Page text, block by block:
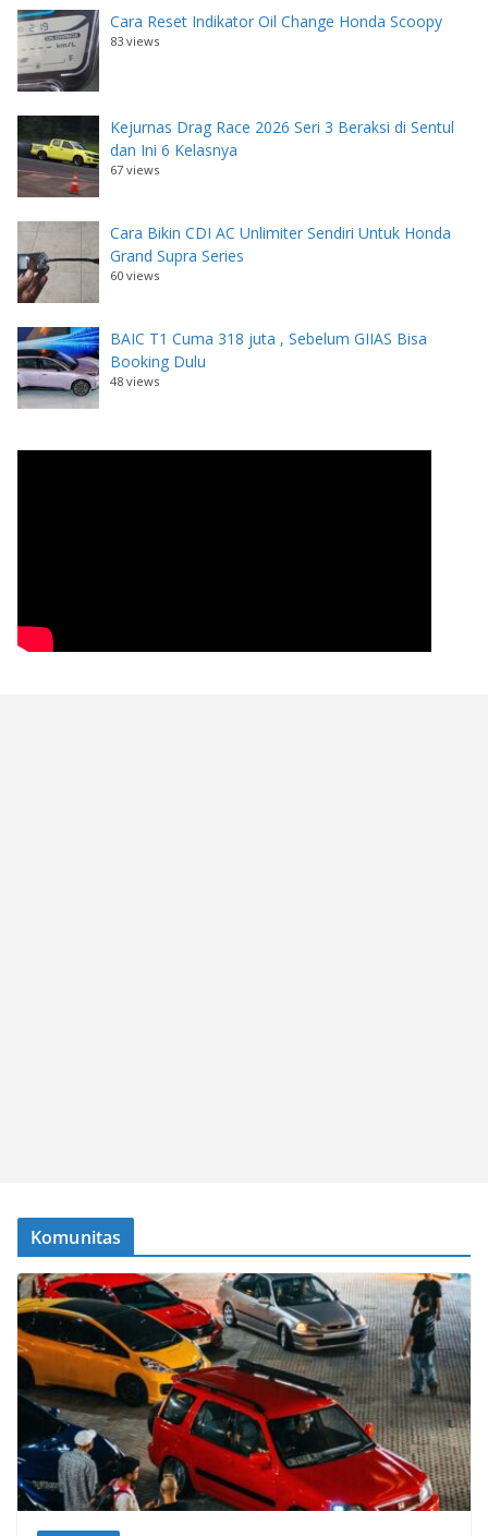
Cara Reset Indikator Oil Change Honda Scoopy
83 views
Kejurnas Drag Race 2026 Seri 3 Beraksi di Sentul
dan Ini 6 Kelasnya
67 views
Cara Bikin CDI AC Unlimiter Sendiri Untuk Honda
Grand Supra Series
60 views
BAIC T1 Cuma 318 juta , Sebelum GIIAS Bisa
Booking Dulu
48 views
Komunitas